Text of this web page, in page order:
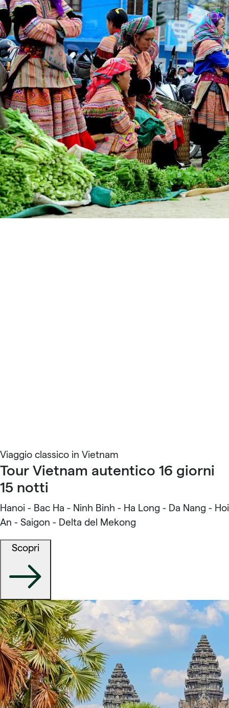
Viaggio classico in Vietnam
Tour Vietnam autentico 16 giorni
15 notti
Hanoi - Bac Ha - Ninh Binh - Ha Long - Da Nang - Hoi
An - Saigon - Delta del Mekong
Scopri